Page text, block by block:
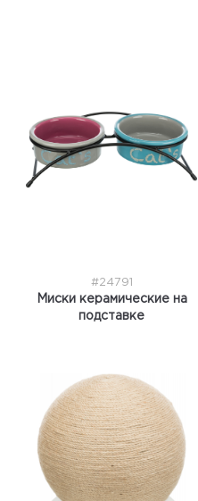
#24791
Миски керамические на
подставке